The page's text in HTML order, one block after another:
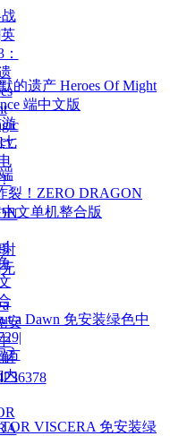
的遗产 Heroes Of Might
端中文版
裂！ZERO DRAGON
文单机整合版
a Dawn 免安装绿色中
VISCERA 免安装绿